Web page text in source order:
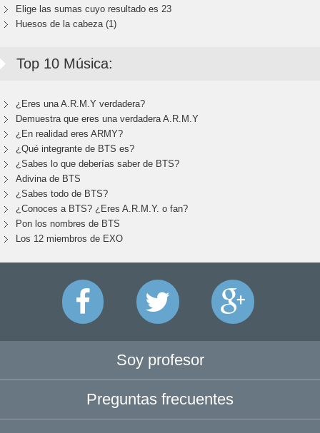
Elige las sumas cuyo resultado es 23
Huesos de la cabeza (1)
Top 10 Música:
¿Eres una A.R.M.Y verdadera?
Demuestra que eres una verdadera A.R.M.Y
¿En realidad eres ARMY?
¿Qué integrante de BTS es?
¿Sabes lo que deberías saber de BTS?
Adivina de BTS
¿Sabes todo de BTS?
¿Conoces a BTS? ¿Eres A.R.M.Y. o fan?
Pon los nombres de BTS
Los 12 miembros de EXO
Soy profesor
Preguntas frecuentes